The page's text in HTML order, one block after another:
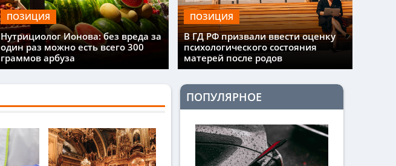
ПОЗИЦИЯ
Нутрициолог Ионова: без вреда за
один раз можно есть всего 300
граммов арбуза
ПОЗИЦИЯ
В ГД РФ призвали ввести оценку
психологического состояния
матерей после родов
ПОПУЛЯРНОЕ